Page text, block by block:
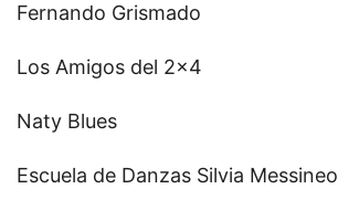
Fernando Grismado
Los Amigos del 2x4
Naty Blues
Escuela de Danzas Silvia Messineo